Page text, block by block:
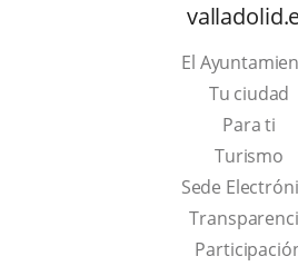
El
Tu ciudad
Para ti
Turismo
Sede